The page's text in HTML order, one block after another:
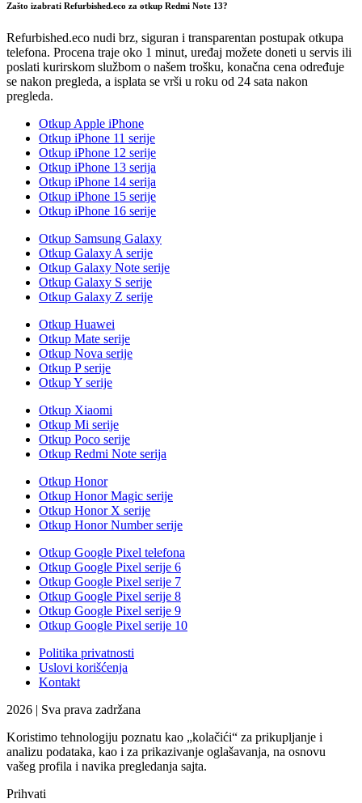
Zašto izabrati Refurbished.eco za otkup Redmi Note 13?
Refurbished.eco nudi brz, siguran i transparentan postupak otkupa
telefona. Procena traje oko 1 minut, uređaj možete doneti u servis ili
poslati kurirskom službom o našem trošku, konačna cena određuje
se nakon pregleda, a isplata se vrši u roku od 24 sata nakon
pregleda.
Otkup Apple iPhone
Otkup iPhone 11 serije
Otkup iPhone 12 serije
Otkup iPhone 13 serija
Otkup iPhone 14 serija
Otkup iPhone 15 serije
Otkup iPhone 16 serije
Otkup Samsung Galaxy
Otkup Galaxy A serije
Otkup Galaxy Note serije
Otkup Galaxy S serije
Otkup Galaxy Z serije
Otkup Huawei
Otkup Mate serije
Otkup Nova serije
Otkup P serije
Otkup Y serije
Otkup Xiaomi
Otkup Mi serije
Otkup Poco serije
Otkup Redmi Note serija
Otkup Honor
Otkup Honor Magic serije
Otkup Honor X serije
Otkup Honor Number serije
Otkup Google Pixel telefona
Otkup Google Pixel serije 6
Otkup Google Pixel serije 7
Otkup Google Pixel serije 8
Otkup Google Pixel serije 9
Otkup Google Pixel serije 10
Politika privatnosti
Uslovi korišćenja
Kontakt
2026 | Sva prava zadržana
Koristimo tehnologiju poznatu kao „kolačići“ za prikupljanje i
analizu podataka, kao i za prikazivanje oglašavanja, na osnovu
vašeg profila i navika pregledanja sajta.
Prihvati